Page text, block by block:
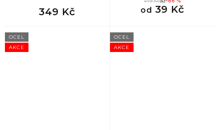
349 Kč od 39 Kč
AKCE
OCEL
AKCE
OCEL